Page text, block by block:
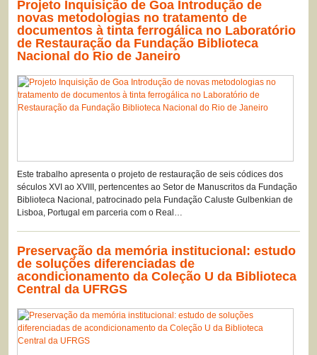
Projeto Inquisição de Goa Introdução de
novas metodologias no tratamento de
documentos à tinta ferrogálica no Laboratório
de Restauração da Fundação Biblioteca
Nacional do Rio de Janeiro
Este trabalho apresenta o projeto de restauração de seis códices dos
séculos XVI ao XVIII, pertencentes ao Setor de Manuscritos da Fundação
Biblioteca Nacional, patrocinado pela Fundação Caluste Gulbenkian de
Lisboa, Portugal em parceria com o Real…
Preservação da memória institucional: estudo
de soluções diferenciadas de
acondicionamento da Coleção U da Biblioteca
Central da UFRGS